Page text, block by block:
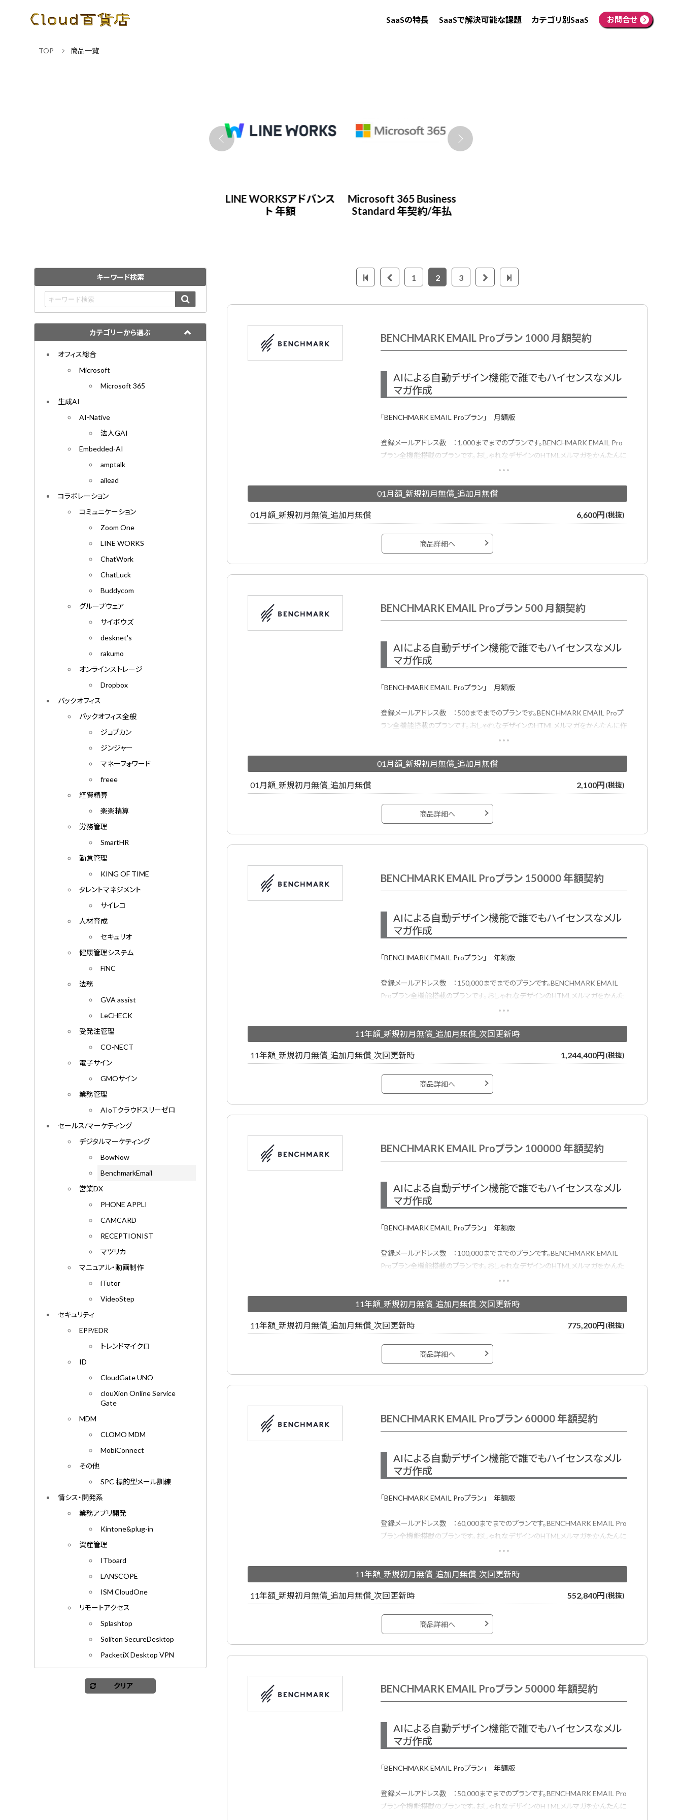
SaaSの特長 SaaSで解決可能な課題 カテゴリ別SaaS お問合せ
TOP 商品一覧
LINE WORKSアドバンス
ト 年額
Microsoft 365 Business
Standard 年契約/年払
キーワード検索
カテゴリーから選ぶ
オフィス総合
Microsoft
Microsoft 365
生成AI
AI-Native
法人GAI
Embedded-AI
amptalk
ailead
コラボレーション
コミュニケーション
Zoom One
LINE WORKS
ChatWork
ChatLuck
Buddycom
グループウェア
サイボウズ
desknet's
rakumo
オンラインストレージ
Dropbox
バックオフィス
バックオフィス全般
ジョブカン
ジンジャー
マネーフォワード
freee
経費精算
楽楽精算
労務管理
SmartHR
勤怠管理
KING OF TIME
タレントマネジメント
サイレコ
人材育成
セキュリオ
健康管理システム
FiNC
法務
GVA assist
LeCHECK
受発注管理
CO-NECT
電子サイン
GMOサイン
業務管理
AIoTクラウドスリーゼロ
セールス/マーケティング
デジタルマーケティング
BowNow
BenchmarkEmail
営業DX
PHONE APPLI
CAMCARD
RECEPTIONIST
マツリカ
マニュアル・動画制作
iTutor
VideoStep
セキュリティ
EPP/EDR
トレンドマイクロ
ID
CloudGate UNO
clouXion Online Service
Gate
MDM
CLOMO MDM
MobiConnect
その他
SPC 標的型メール訓練
情シス・開発系
業務アプリ開発
Kintone&plug-in
資産管理
ITboard
LANSCOPE
ISM CloudOne
リモートアクセス
Splashtop
Soliton SecureDesktop
PacketiX Desktop VPN
クリア
1 2 3
BENCHMARK EMAIL Proプラン 1000 月額契約
AIによる自動デザイン機能で誰でもハイセンスなメル
マガ作成
「BENCHMARK EMAIL Proプラン」 月額版
登録メールアドレス数 ：1,000までまでのプランです。BENCHMARK EMAIL Pro
プラン全機能搭載のプランです。おしゃれなデザインのHTMLメルマガをかんたんに
作成・配信・効果測定できるメール配信サービスです。
ーが作成したHTMLメールデザインテンプレートでメール配信システムをはじめて
01月額_新規初月無償_追加月無償
01月額_新規初月無償_追加月無償 6,600円(税抜)
商品詳細へ
BENCHMARK EMAIL Proプラン 500 月額契約
AIによる自動デザイン機能で誰でもハイセンスなメル
マガ作成
「BENCHMARK EMAIL Proプラン」 月額版
登録メールアドレス数 ：500までまでのプランです。BENCHMARK EMAIL Proプ
ラン全機能搭載のプランです。おしゃれなデザインのHTMLメルマガをかんたんに作
成・配信・効果測定できるメール配信サービスです。
ーが作成したHTMLメールデザインテンプレートでメール配信システムをはじめて
01月額_新規初月無償_追加月無償
01月額_新規初月無償_追加月無償 2,100円(税抜)
商品詳細へ
BENCHMARK EMAIL Proプラン 150000 年額契約
AIによる自動デザイン機能で誰でもハイセンスなメル
マガ作成
「BENCHMARK EMAIL Proプラン」 年額版
登録メールアドレス数 ：150,000までまでのプランです。BENCHMARK EMAIL
Proプラン全機能搭載のプランです。おしゃれなデザインのHTMLメルマガをかんた
んに作成・配信・効果測定できるメール配信サービスです。
ーが作成したHTMLメールデザインテンプレートでメール配信システムをはじめて
11年額_新規初月無償_追加月無償_次回更新時
11年額_新規初月無償_追加月無償_次回更新時 1,244,400円(税抜)
商品詳細へ
BENCHMARK EMAIL Proプラン 100000 年額契約
AIによる自動デザイン機能で誰でもハイセンスなメル
マガ作成
「BENCHMARK EMAIL Proプラン」 年額版
登録メールアドレス数 ：100,000までまでのプランです。BENCHMARK EMAIL
Proプラン全機能搭載のプランです。おしゃれなデザインのHTMLメルマガをかんた
んに作成・配信・効果測定できるメール配信サービスです。
ーが作成したHTMLメールデザインテンプレートでメール配信システムをはじめて
11年額_新規初月無償_追加月無償_次回更新時
11年額_新規初月無償_追加月無償_次回更新時 775,200円(税抜)
商品詳細へ
BENCHMARK EMAIL Proプラン 60000 年額契約
AIによる自動デザイン機能で誰でもハイセンスなメル
マガ作成
「BENCHMARK EMAIL Proプラン」 年額版
登録メールアドレス数 ：60,000までまでのプランです。BENCHMARK EMAIL Pro
プラン全機能搭載のプランです。おしゃれなデザインのHTMLメルマガをかんたんに
作成・配信・効果測定できるメール配信サービスです。
ーが作成したHTMLメールデザインテンプレートでメール配信システムをはじめて
11年額_新規初月無償_追加月無償_次回更新時
11年額_新規初月無償_追加月無償_次回更新時 552,840円(税抜)
商品詳細へ
BENCHMARK EMAIL Proプラン 50000 年額契約
AIによる自動デザイン機能で誰でもハイセンスなメル
マガ作成
「BENCHMARK EMAIL Proプラン」 年額版
登録メールアドレス数 ：50,000までまでのプランです。BENCHMARK EMAIL Pro
プラン全機能搭載のプランです。おしゃれなデザインのHTMLメルマガをかんたんに